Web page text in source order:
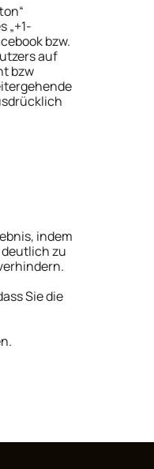
„+1-
bzw.
auf
bzw
indem
zu
Sie die